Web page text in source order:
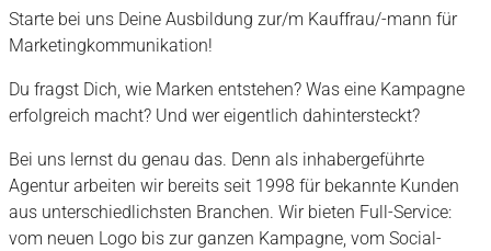
Starte bei uns Deine Ausbildung zur/m Kauffrau/-mann für
Marketingkommunikation!
Du fragst Dich, wie Marken entstehen? Was eine Kampagne
erfolgreich macht? Und wer eigentlich dahintersteckt?
Bei uns lernst du genau das. Denn als inhabergeführte
Agentur arbeiten wir bereits seit 1998 für bekannte Kunden
aus unterschiedlichsten Branchen. Wir bieten Full-Service:
vom neuen Logo bis zur ganzen Kampagne, vom Social-